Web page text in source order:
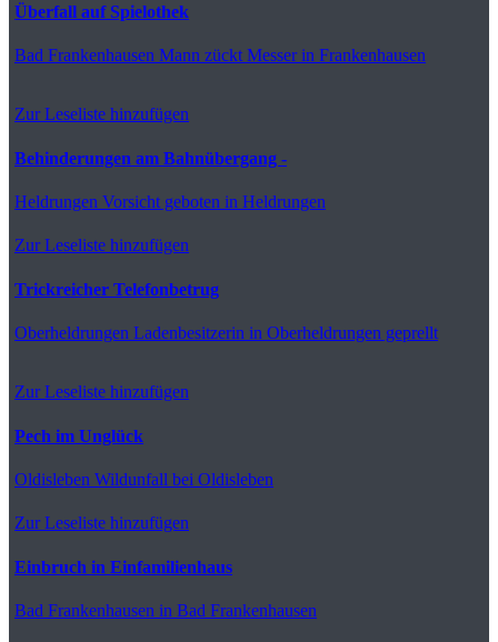
Überfall auf Spielothek
Bad Frankenhausen Mann zückt Messer in Frankenhausen
Zur Leseliste hinzufügen
Behinderungen am Bahnübergang -
Heldrungen Vorsicht geboten in Heldrungen
Zur Leseliste hinzufügen
Trickreicher Telefonbetrug
Oberheldrungen Ladenbesitzerin in Oberheldrungen geprellt
Zur Leseliste hinzufügen
Pech im Unglück
Oldisleben Wildunfall bei Oldisleben
Zur Leseliste hinzufügen
Einbruch in Einfamilienhaus
Bad Frankenhausen in Bad Frankenhausen